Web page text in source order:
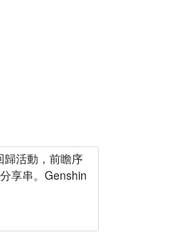
歸活動，前瞻序
享串。Genshin